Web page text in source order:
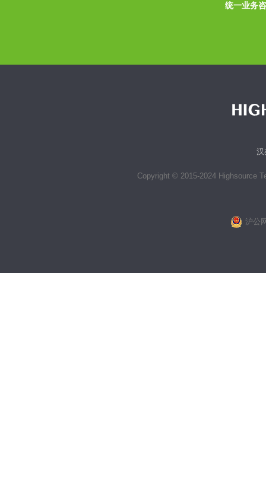
统一业务
汉
Copyright © 2015-2024 Highsource
沪公